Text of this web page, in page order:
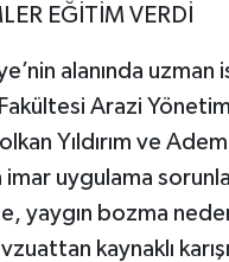
EĞİTİM VERDİ
alanında
Arazi
Yıldırım ve
imar uygulama
yaygın bozma
kaynaklı